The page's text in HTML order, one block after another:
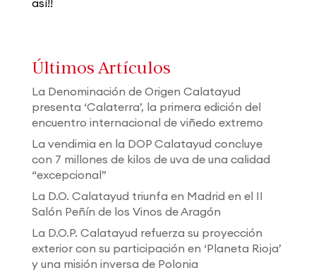
así!!
Últimos Artículos
La Denominación de Origen Calatayud
presenta ‘Calaterra’, la primera edición del
encuentro internacional de viñedo extremo
La vendimia en la DOP Calatayud concluye
con 7 millones de kilos de uva de una calidad
“excepcional”
La D.O. Calatayud triunfa en Madrid en el II
Salón Peñín de los Vinos de Aragón
La D.O.P. Calatayud refuerza su proyección
exterior con su participación en ‘Planeta Rioja’
y una misión inversa de Polonia